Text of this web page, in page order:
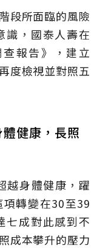
段所面臨的風險
識，國泰人壽在
報告》，建立
度檢視並對照五
健康，長照
越身體健康，躍
轉變在30至39
七成對此感到不
成本攀升的壓力